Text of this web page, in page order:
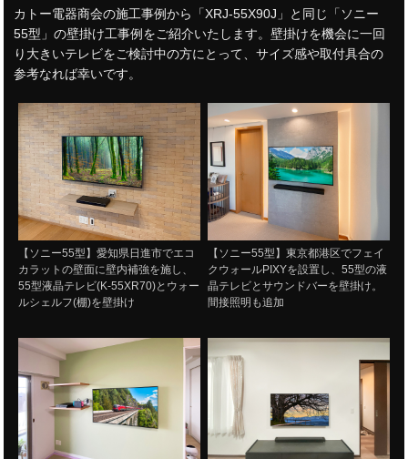
カトー電器商会の施工事例から「XRJ-55X90J」と同じ「ソニー
55型」の壁掛け工事例をご紹介いたします。壁掛けを機会に一回
り大きいテレビをご検討中の方にとって、サイズ感や取付具合の
参考なれば幸いです。
【ソニー55型】愛知県日進市でエコ
カラットの壁面に壁内補強を施し、
55型液晶テレビ(K-55XR70)とウォー
ルシェルフ(棚)を壁掛け
【ソニー55型】東京都港区でフェイ
クウォールPIXYを設置し、55型の液
晶テレビとサウンドバーを壁掛け。
間接照明も追加